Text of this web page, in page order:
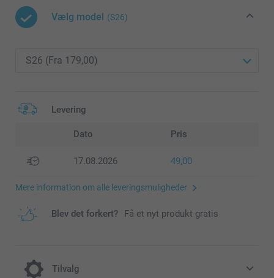
Vælg model (S26)
Levering
Dato Pris
17.08.2026 49,00
Mere information om alle leveringsmuligheder
Blev det forkert? Få et nyt produkt gratis
Tilvalg